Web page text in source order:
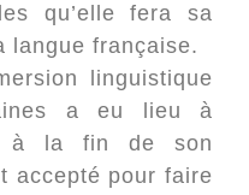
qu’elle fera sa
langue française.
linguistique
a eu lieu à
à la fin de son
accepté pour faire